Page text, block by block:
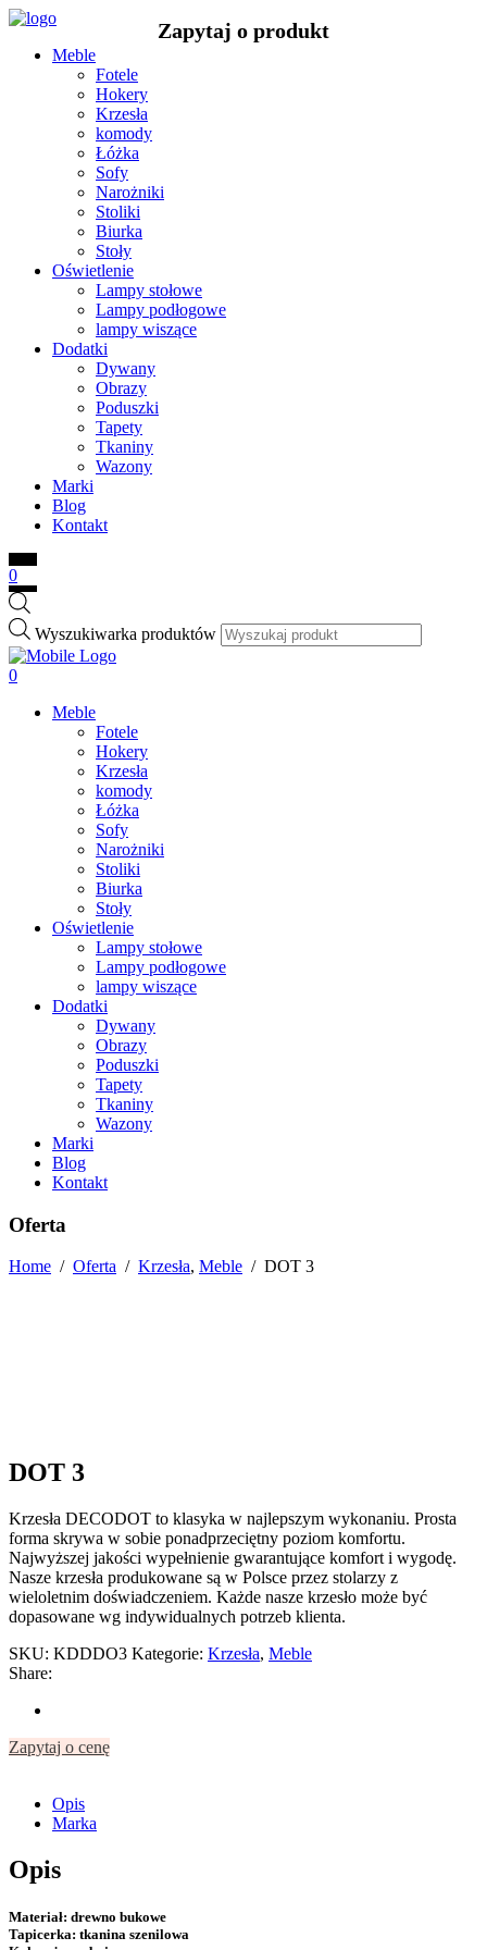
Meble
Fotele
Hokery
Krzesła
komody
Łóżka
Sofy
Narożniki
Stoliki
Biurka
Stoły
Oświetlenie
Lampy stołowe
Lampy podłogowe
lampy wiszące
Dodatki
Dywany
Obrazy
Poduszki
Tapety
Tkaniny
Wazony
Marki
Blog
Kontakt
0
Wyszukiwarka produktów
0
Meble
Fotele
Hokery
Krzesła
komody
Łóżka
Sofy
Narożniki
Stoliki
Biurka
Stoły
Oświetlenie
Lampy stołowe
Lampy podłogowe
lampy wiszące
Dodatki
Dywany
Obrazy
Poduszki
Tapety
Tkaniny
Wazony
Marki
Blog
Kontakt
Oferta
Home / Oferta / Krzesła, Meble / DOT 3
DOT 3
Krzesła DECODOT to klasyka w najlepszym wykonaniu. Prosta
forma skrywa w sobie ponadprzeciętny poziom komfortu.
Najwyższej jakości wypełnienie gwarantujące komfort i wygodę.
Nasze krzesła produkowane są w Polsce przez stolarzy z
wieloletnim doświadczeniem. Każde nasze krzesło może być
dopasowane wg indywidualnych potrzeb klienta.
SKU: KDDDO3 Kategorie: Krzesła, Meble
Share:
Zapytaj o cenę
Opis
Marka
Opis
Materiał: drewno bukowe
Tapicerka: tkanina szenilowa